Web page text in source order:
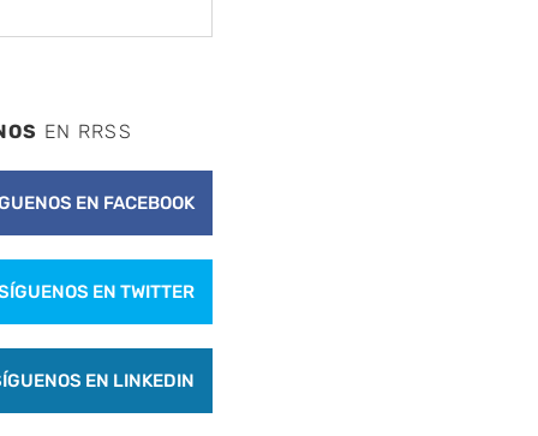
EN RRSS
EN FACEBOOK
EN TWITTER
EN LINKEDIN